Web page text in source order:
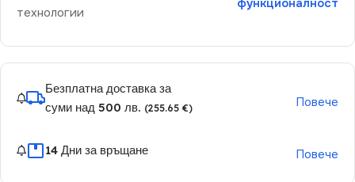
технологии
функционалност
Безплатна доставка за
суми над 500 лв. (255.65 €) Повече
14 Дни за връщане Повече